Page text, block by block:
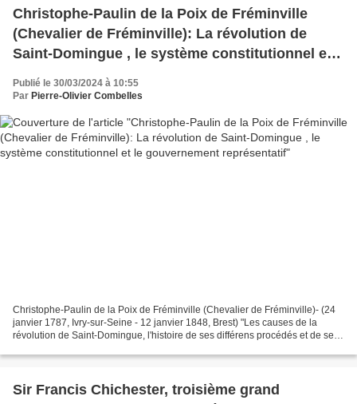
Christophe-Paulin de la Poix de Fréminville
(Chevalier de Fréminville): La révolution de
Saint-Domingue , le système constitutionnel et
le gouvernement représentatif
Publié le 30/03/2024 à 10:55
Par Pierre-Olivier Combelles
Christophe-Paulin de la Poix de Fréminville (Chevalier de Fréminville)- (24
janvier 1787, Ivry-sur-Seine - 12 janvier 1848, Brest) "Les causes de la
révolution de Saint-Domingue, l'histoire de ses différens procédés et de ses
Sir Francis Chichester, troisième grand